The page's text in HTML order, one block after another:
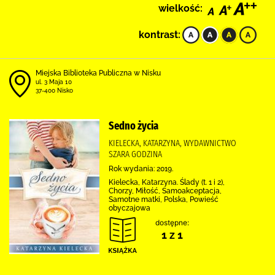
wielkość:
kontrast:
Miejska Biblioteka Publiczna w Nisku
ul. 3 Maja 10
37-400 Nisko
Sedno życia
KIELECKA, KATARZYNA, WYDAWNICTWO
SZARA GODZINA
Rok wydania: 2019.
Kielecka, Katarzyna. Ślady (t. 1 i 2),
Chorzy, Miłość, Samoakceptacja,
Samotne matki, Polska, Powieść
obyczajowa
dostępne:
1 z 1